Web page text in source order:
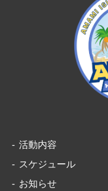
活動内容
スケジュール
お知らせ